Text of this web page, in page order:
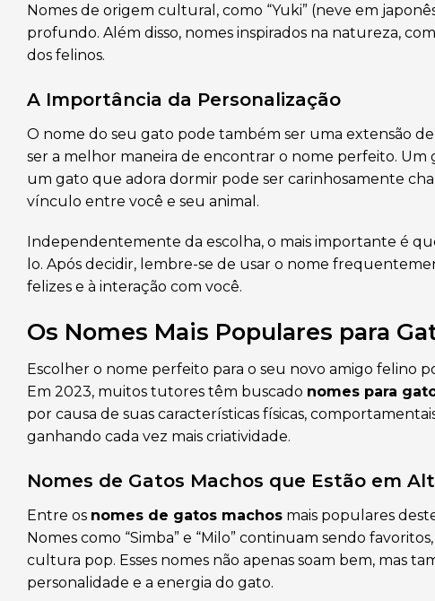
Nomes de origem cultural, como “Yuki” (neve em
profundo. Além disso, nomes inspirados na natureza,
dos felinos.
A Importância da Personalização
O nome do seu gato pode também ser uma extensão
ser a melhor maneira de encontrar o nome perfeito. Um
um gato que adora dormir pode ser carinhosamente
vínculo entre você e seu animal.
Independentemente da escolha, o mais importante é
lo. Após decidir, lembre-se de usar o nome
felizes e à interação com você.
Os Nomes Mais Populares para
Escolher o nome perfeito para o seu novo amigo felino
Em 2023, muitos tutores têm buscado nomes para
por causa de suas características físicas,
ganhando cada vez mais criatividade.
Nomes de Gatos Machos que Estão em
Entre os nomes de gatos machos mais populares
Nomes como “Simba” e “Milo” continuam sendo
cultura pop. Esses nomes não apenas soam bem, mas
personalidade e a energia do gato.